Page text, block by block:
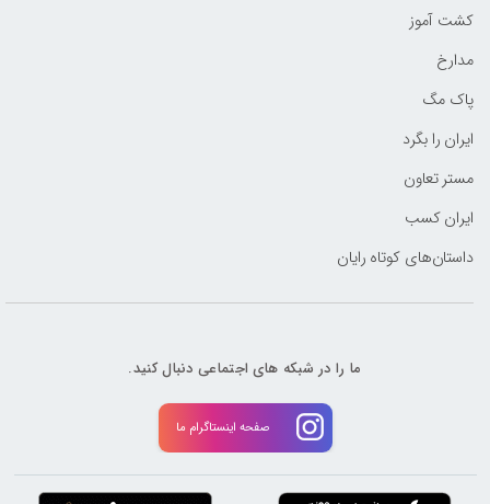
کشت آموز
مدارخ
پاک مگ
ایران را بگرد
مستر تعاون
ایران کسب
داستان‌های کوتاه رایان
ما را در شبکه های اجتماعی دنبال کنید.
صفحه اینستاگرام ما